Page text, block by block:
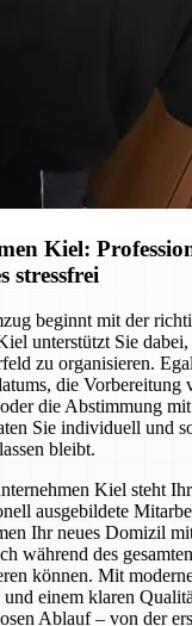
Kiel:
stressfrei
beginnt mit der
unterstützt Sie
zu organisieren.
die Vorbereitung
die Abstimmung
Sie individuell und
bleibt.
Kiel steht
ausgebildete
Ihr neues Domizil
während des
können. Mit
einem klaren
Ablauf – von der